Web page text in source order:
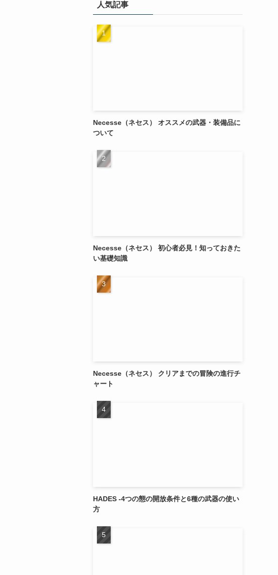
人気記事
Necesse（ネセス） オススメの武器・装備品に
ついて
Necesse（ネセス） 初心者必見！知っておきた
い基礎知識
Necesse（ネセス） クリアまでの冒険の進行チ
ャート
HADES -4つの態の開放条件と6種の武器の使い
方